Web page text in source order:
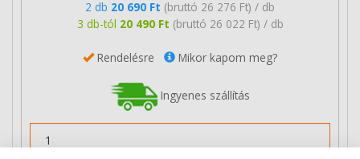
2 db 20 690 Ft (bruttó 26 276 Ft) / db
3 db-tól 20 490 Ft (bruttó 26 022 Ft) / db
Rendelésre Mikor kapom meg?
Ingyenes szállítás